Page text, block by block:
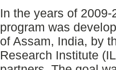
In the years of
program was
of Assam, India, by
Research Institute